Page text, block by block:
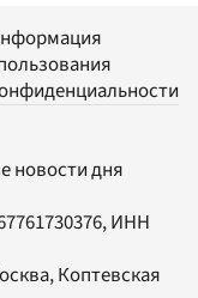
новости дня
ИНН
Коптевская